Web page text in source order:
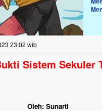
23:02 wib
Sistem Sekuler
Oleh: Sunarti